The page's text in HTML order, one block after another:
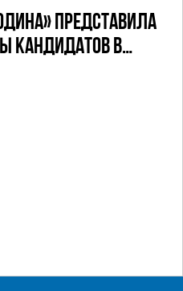
ПРЕДСТАВИЛА
КАНДИДАТОВ В